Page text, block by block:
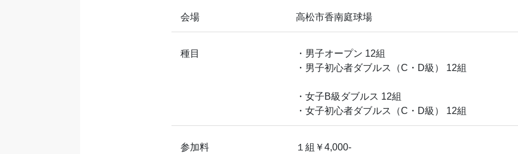
会場 高松市香南庭球場
種目
・男子オープン 12組
・男子初心者ダブルス（C・D級） 12組
・女子B級ダブルス 12組
・女子初心者ダブルス（C・D級） 12組
参加料 １組￥4,000‐